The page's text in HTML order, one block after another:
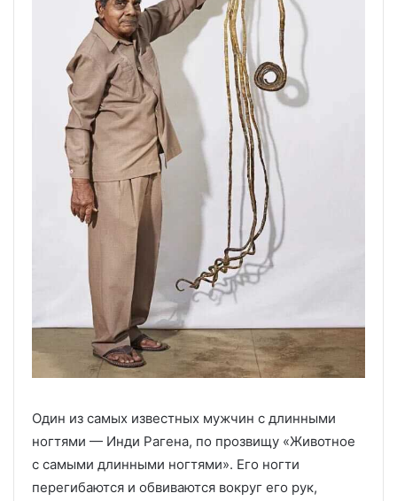
Один из самых известных мужчин с длинными
ногтями — Инди Рагена, по прозвищу «Животное
с самыми длинными ногтями». Его ногти
перегибаются и обвиваются вокруг его рук,